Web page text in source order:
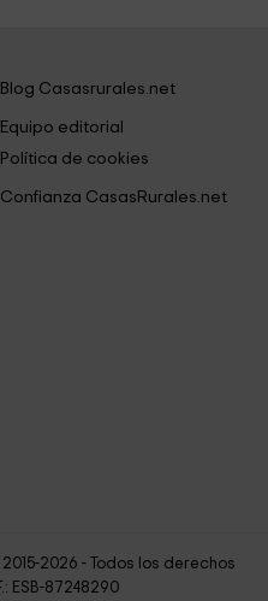
Blog Casasrurales.net
Equipo editorial
Política de cookies
Confianza CasasRurales.net
2015-2026 - Todos los derechos
ESB-87248290